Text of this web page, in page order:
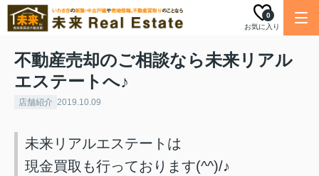
お気に入り
0
不動産売却のご相談なら未来リアル
エステートへ♪
店舗紹介 2019.10.09
未来リアルエステートは
現金買取も行っております(^^)/♪